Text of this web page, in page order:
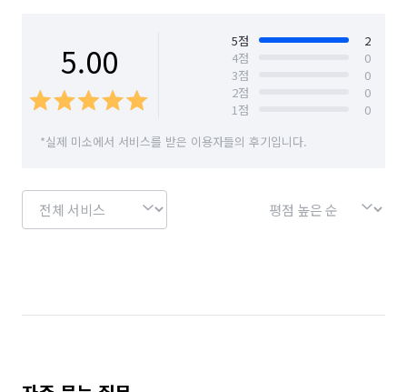
5.00 5점
2
4점
0
3점
0
2점
0
1점
0
*실제 미소에서 서비스를 받은 이용자들의 후기입니다.